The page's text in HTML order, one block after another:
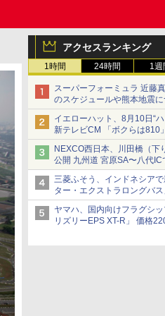
アクセスランキング
1時間 24時間 1週
スーパーフォーミュラ 近藤
のスケジュールや熊本地震
を紹介
イエローハット、8月10日“
新テレビCM 「ボクらは810
107名が参画
NEXCO西日本、川田橋（下
公開 九州道 宮原SA〜八代
車両を通行可能に
三菱ふそう、インドネシア
ター・エクストラロングバ
ックベースの観光・旅客輸
ヤマハ、国内向けフラグシ
リズリーEPS XT-R」 価格